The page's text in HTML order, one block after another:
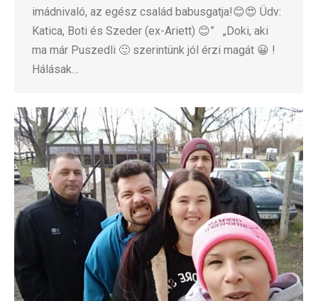
imádnivaló, az egész család babusgatja!😊😍 Üdv:
Katica, Boti és Szeder (ex-Ariett) 😊” „Doki, aki
ma már Puszedli 🙂 szerintünk jól érzi magát 😀 !
Hálásak…